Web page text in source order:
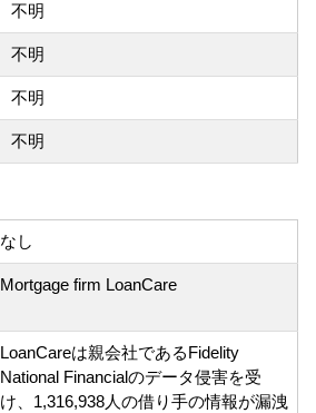
不明
不明
不明
不明
なし
Mortgage firm LoanCare
LoanCareは親会社であるFidelity
National Financialのデータ侵害を受
け、1,316,938人の借り手の情報が漏洩